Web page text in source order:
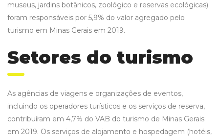
museus, jardins botânicos, zoológico e reservas ecológicas)
foram responsáveis por 5,9% do valor agregado pelo
turismo em Minas Gerais em 2019.
Setores do turismo
As agências de viagens e organizações de eventos,
incluindo os operadores turísticos e os serviços de reserva,
contribuíram em 4,7% do VAB do turismo de Minas Gerais
em 2019. Os serviços de alojamento e hospedagem (hotéis,